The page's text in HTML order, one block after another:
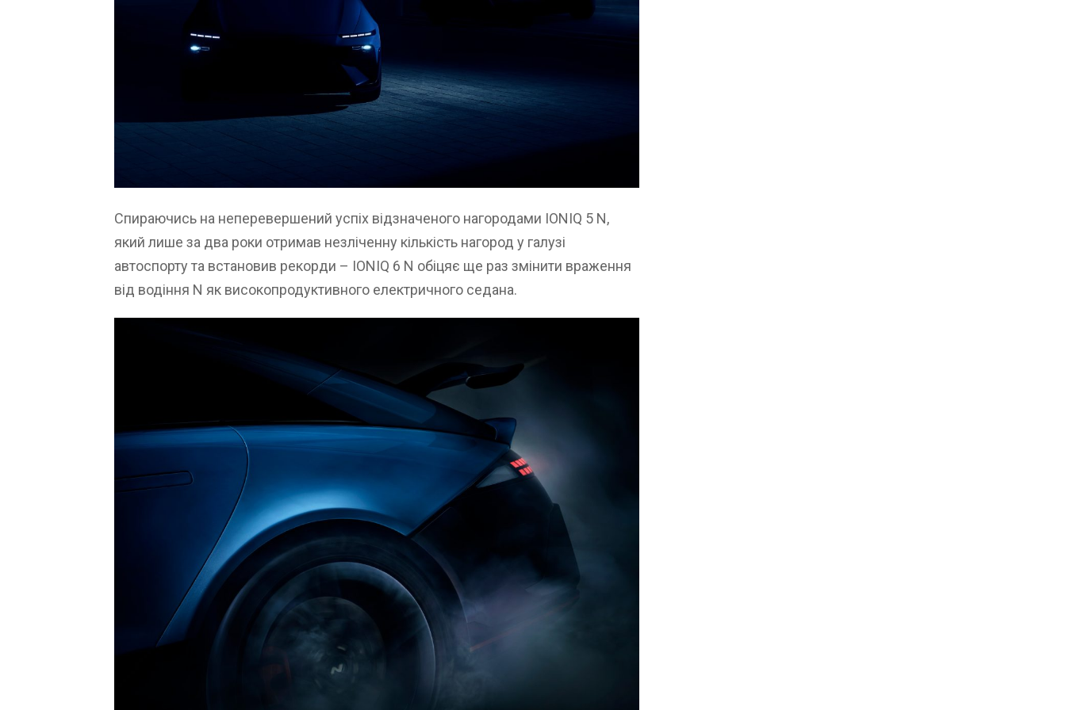
Спираючись на неперевершений успіх відзначеного нагородами IONIQ 5 N,
який лише за два роки отримав незліченну кількість нагород у галузі
автоспорту та встановив рекорди – IONIQ 6 N обіцяє ще раз змінити враження
від водіння N як високопродуктивного електричного седана.